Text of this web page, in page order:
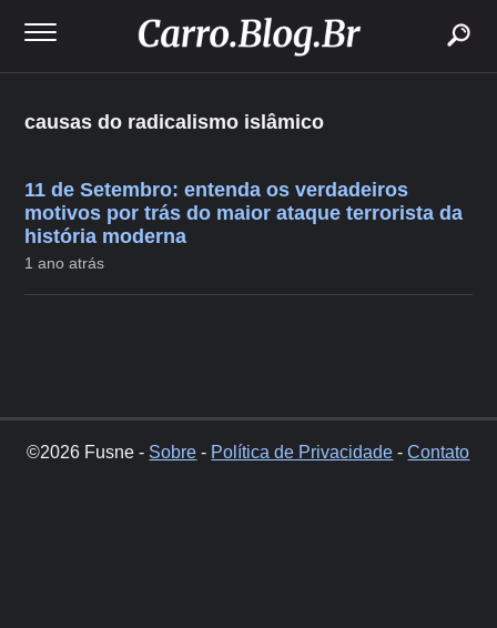
causas do radicalismo islâmico
11 de Setembro: entenda os verdadeiros
motivos por trás do maior ataque terrorista da
história moderna
1 ano atrás
©2026 Fusne - Sobre - Política de Privacidade -Contato